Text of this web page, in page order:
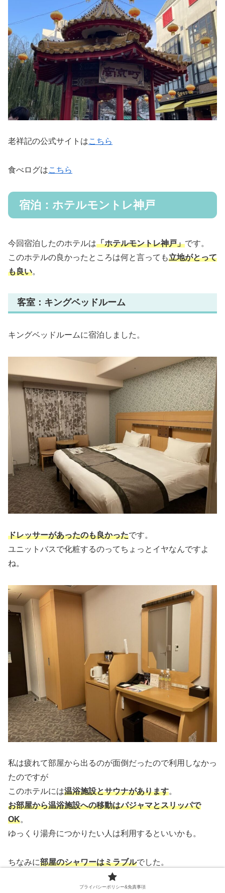
老祥記の公式サイトはこちら
食べログはこちら
宿泊：ホテルモントレ神戸
今回宿泊したのホテルは「ホテルモントレ神戸」です。
このホテルの良かったところは何と言っても立地がとって
も良い。
客室：キングベッドルーム
キングベッドルームに宿泊しました。
ドレッサーがあったのも良かったです。
ユニットバスで化粧するのってちょっとイヤなんですよ
ね。
私は疲れて部屋から出るのが面倒だったので利用しなかっ
たのですが
このホテルには温浴施設とサウナがあります。
お部屋から温浴施設への移動はパジャマとスリッパで
OK。
ゆっくり湯舟につかりたい人は利用するといいかも。
ちなみに部屋のシャワーはミラブルでした。
私は朝食なしの素泊まりプランでしたが、朝食ビュッフェ
も人気らしいですよ。プライバシーポリシー&免責事項